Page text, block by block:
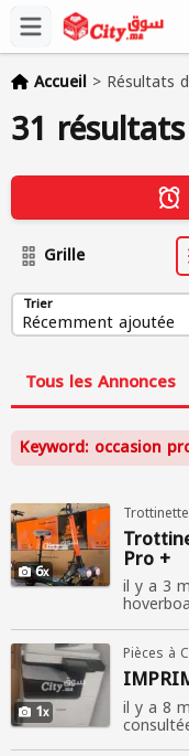
Accueil > Résultats
31
Grille
Trier
Tous les Annonces
Keyword: occasion
6 Pro+
il y a 3
1
Pièces à
il y a 8